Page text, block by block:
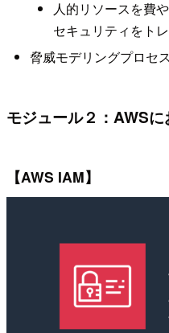
人的リソースを費
セキュリティをト
脅威モデリングプロセス
モジュール２：AWS
【AWS IAM】